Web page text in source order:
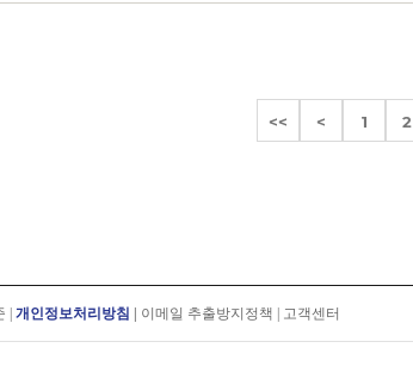
<< < 1 2
개인정보처리방침 이메일 추출방지정책 고객센터